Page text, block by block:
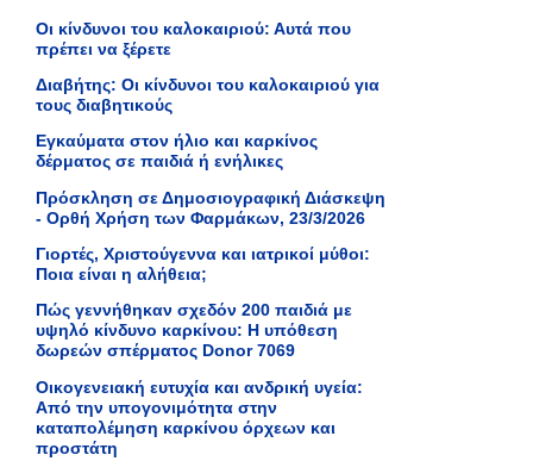
Οι κίνδυνοι του καλοκαιριού: Αυτά που
πρέπει να ξέρετε
Διαβήτης: Οι κίνδυνοι του καλοκαιριού για
τους διαβητικούς
Εγκαύματα στον ήλιο και καρκίνος
δέρματος σε παιδιά ή ενήλικες
Πρόσκληση σε Δημοσιογραφική Διάσκεψη
- Ορθή Χρήση των Φαρμάκων, 23/3/2026
Γιορτές, Χριστούγεννα και ιατρικοί μύθοι:
Ποια είναι η αλήθεια;
Πώς γεννήθηκαν σχεδόν 200 παιδιά με
υψηλό κίνδυνο καρκίνου: Η υπόθεση
δωρεών σπέρματος Donor 7069
Οικογενειακή ευτυχία και ανδρική υγεία:
Από την υπογονιμότητα στην
καταπολέμηση καρκίνου όρχεων και
προστάτη